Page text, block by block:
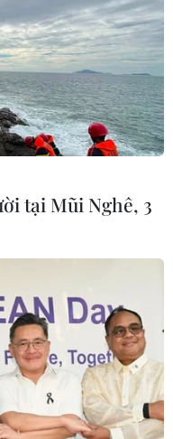
tác
trị
tại Mũi Nghê, 3